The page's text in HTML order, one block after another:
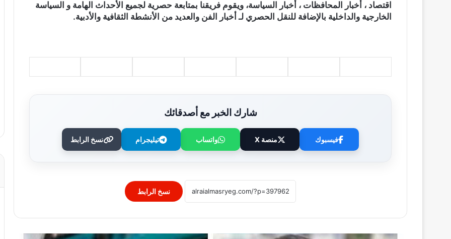
اقتصاد ، أخبار المحافظات ، أخبار السياسة، ويقوم فريقنا بمتابعة حصرية لجميع الأحداث الهامة و السياسة
الخارجية والداخلية بالإضافة للنقل الحصري لـ أخبار الفن والعديد من الأنشطة الثقافية والأدبية.
شارك الخبر مع أصدقائك
فيسبوك منصة X واتساب تيليجرام نسخ الرابط
نسخ الرابط
وأسماء أبو اليزيد تستعدان للأمومة